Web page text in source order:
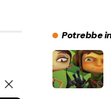
Potrebbe